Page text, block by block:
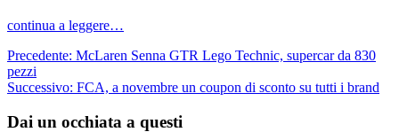
continua a leggere…
Navigazione
articolo
Precedente: McLaren Senna GTR Lego Technic, supercar da 830
pezzi
Successivo: FCA, a novembre un coupon di sconto su tutti i brand
Dai un occhiata a questi